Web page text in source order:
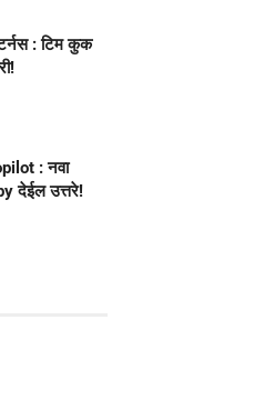
: टिम कुक
: नवा
देईल उत्तरे!